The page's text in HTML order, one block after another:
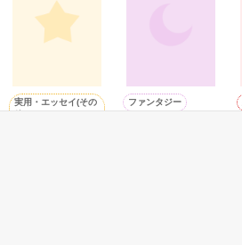
鷹哉『宜しくな、俺の雛子』🦅
雛子『俺の……ひぃ、雛子？！！！』🐥
実用・エッセイ(その
ファンタジー